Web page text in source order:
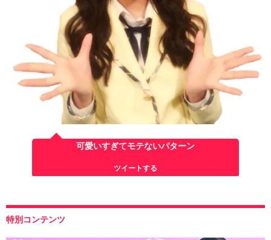
可愛いすぎてモテないパターン
ツイートする
特別コンテンツ